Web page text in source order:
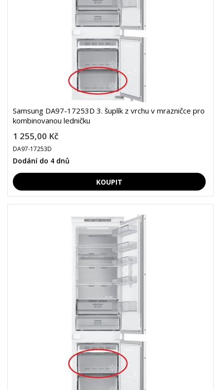
Samsung DA97-17253D 3. šuplík z vrchu v mrazničce pro
kombinovanou ledničku
1 255,00 Kč
DA97-17253D
Dodání do 4 dnů